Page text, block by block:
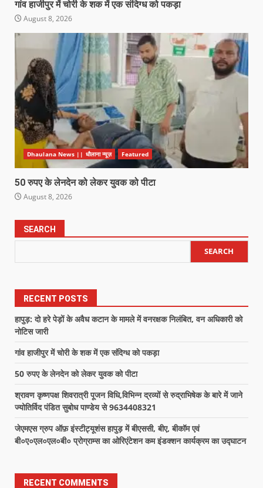
गांव हाजीपुर में चोरी के शक में एक संदिग्ध को पकड़ा
August 8, 2026
Dhaulana News || धौलाना न्यूज़ Featured
50 रुपए के लेनदेन को लेकर युवक को पीटा
August 8, 2026
SEARCH
SEARCH
RECENT POSTS
हापुड़: दो हरे पेड़ों के अवैध कटान के मामले में वनरक्षक निलंबित, वन अधिकारी को
नोटिस जारी
गांव हाजीपुर में चोरी के शक में एक संदिग्ध को पकड़ा
50 रुपए के लेनदेन को लेकर युवक को पीटा
श्रावण कृष्णपक्ष शिवरात्री पूजन विधि,विभिन्न द्रव्यों से रुद्राभिषेक के बारे में जाने
ज्योतिर्विद पंडित सुबोध पाण्डेय से 9634408321
जेएमएस ग्रुप ऑफ़ इंस्टीट्यूशंस हापुड़ में बीएससी, बीए, बीकॉम एवं
बी०ए०एल०एल०बी० प्रोग्राम्स का ओरिएंटेशन कम इंडक्शन कार्यक्रम का उद्घाटन
RECENT COMMENTS